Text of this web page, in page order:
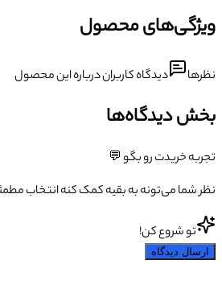
ویژگی‌های محصول
نظرها دیدگاه کاربران درباره این محصول
بخش دیدگاه‌ها
تجربه خریدت رو بگو 💬
نظر شما می‌تونه به بقیه کمک کنه انتخاب
تو شروع کن!
ارسال دیدگاه